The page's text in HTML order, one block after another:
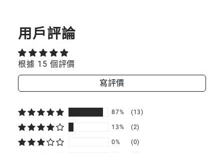
/
ANDROID
手
/
手
(相
iOS
Android
用戶評論
根據 15 個評價
寫評價
87% (13)
13% (2)
0% (0)